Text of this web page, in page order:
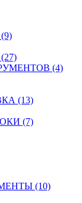
(4)
(13)
(7)
(10)